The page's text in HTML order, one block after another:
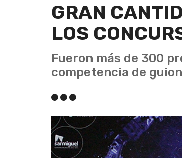
GRAN
LOS
Fueron más de 300
competencia de